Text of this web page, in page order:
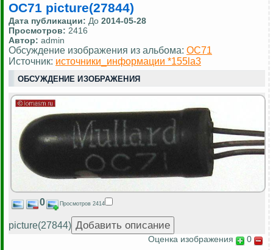
OC71 picture(27844)
Дата публикации: До 2014-05-28
Просмотров: 2416
Автор: admin
Обсуждение изображения из альбома: OC71
Источник: источники_информации *155la3
ОБСУЖДЕНИЕ ИЗОБРАЖЕНИЯ
0 Просмотров 2414
picture(27844)
Оценка изображения 0